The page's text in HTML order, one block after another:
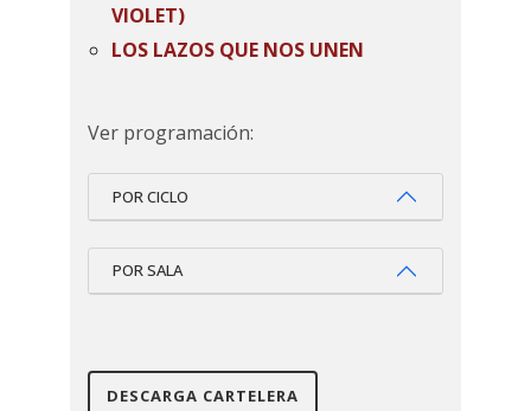
VIOLET)
LOS LAZOS QUE NOS UNEN
Ver programación:
POR CICLO
POR SALA
DESCARGA CARTELERA